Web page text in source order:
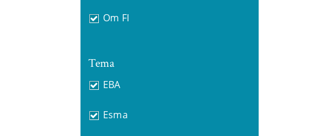
Om FI
Tema
EBA
Esma